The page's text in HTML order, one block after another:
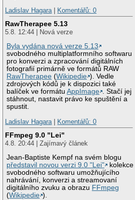
Ladislav Hagara| Komentářů: 0
RawTherapee 5.13
5.8. 12:44 | Nová verze
Byla vydána nová verze 5.13
svobodného multiplatformního softwaru
pro konverzi a zpracování digitálních
fotografií primárně ve formátů RAW
RawTherapee (Wikipedie ). Vedle
zdrojových kódů je k dispozici také
balíček ve formátuAppImage . Stačí jej
stáhnout, nastavit právo ke spuštění a
spustit.
Ladislav Hagara| Komentářů: 0
FFmpeg 9.0 "Lei"
4.8. 20:44 | Zajímavý článek
Jean-Baptiste Kempf na svém blogu
představil novou verzi 9.0 "Lei"
kolekce
svobodného softwaru umožňujícího
nahrávání, konverzi a streamovaní
digitálního zvuku a obrazu FFmpeg
(Wikipedie ).